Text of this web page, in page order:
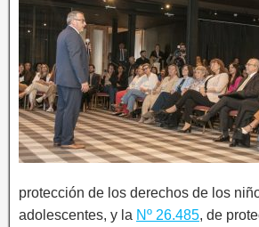
protección de los derechos de los
adolescentes, y la Nº 26.485, de